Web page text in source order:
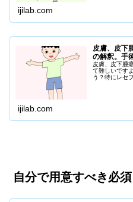
ijilab.com
皮膚、皮下
の解釈。手
皮膚、皮下腫
て難しいです
う？特にレセ
ijilab.com
自分で用意すべき必